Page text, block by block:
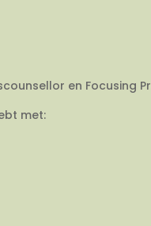
en Focusing
met: